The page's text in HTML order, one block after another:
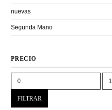
nuevas
Segunda Mano
PRECIO
Precio
FILTRAR